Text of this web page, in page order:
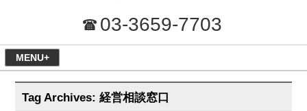
03-3659-7703
MENU+
Tag Archives:経営相談窓口